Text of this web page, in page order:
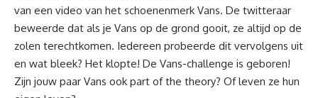
van een video van het schoenenmerk Vans. De twitteraar
beweerde dat als je Vans op de grond gooit, ze altijd op de
zolen terechtkomen. Iedereen probeerde dit vervolgens uit
en wat bleek? Het klopte! De Vans-challenge is geboren!
Zijn jouw paar Vans ook part of the theory? Of leven ze hun